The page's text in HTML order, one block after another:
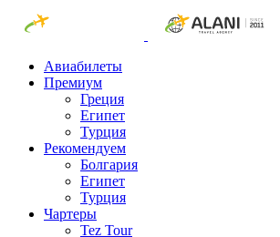
Авиабилеты
Премиум
Греция
Египет
Турция
Рекомендуем
Болгария
Египет
Турция
Чартеры
Tez Tour